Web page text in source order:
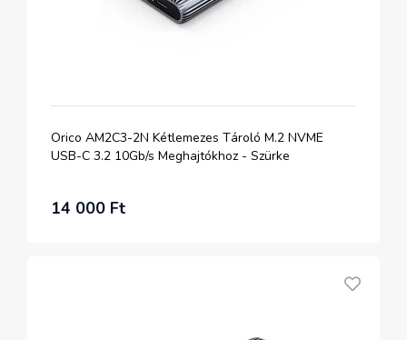
Orico AM2C3-2N Kétlemezes Tároló M.2 NVME
USB-C 3.2 10Gb/s Meghajtókhoz - Szürke
14 000 Ft